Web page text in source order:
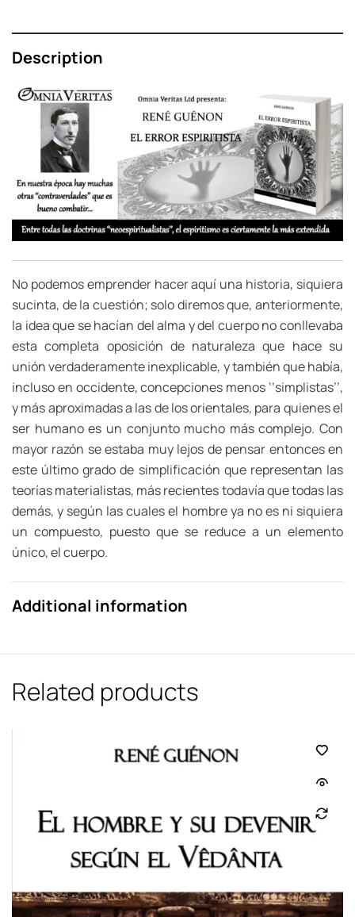
Description
No podemos emprender hacer aquí una historia, siquiera
sucinta, de la cuestión; solo diremos que, anteriormente,
la idea que se hacían del alma y del cuerpo no conllevaba
esta completa oposición de naturaleza que hace su
unión verdaderamente inexplicable, y también que había,
incluso en occidente, concepciones menos ‘‘simplistas’’,
y más aproximadas a las de los orientales, para quienes el
ser humano es un conjunto mucho más complejo. Con
mayor razón se estaba muy lejos de pensar entonces en
este último grado de simplificación que representan las
teorías materialistas, más recientes todavía que todas las
demás, y según las cuales el hombre ya no es ni siquiera
un compuesto, puesto que se reduce a un elemento
único, el cuerpo.
Additional information
Related products